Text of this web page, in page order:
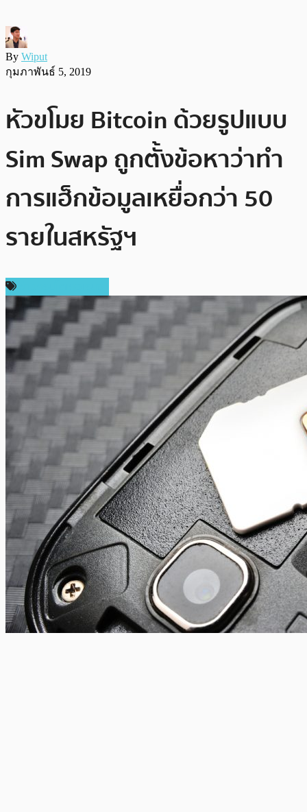
By Wiput
กุมภาพันธ์ 5, 2019
หัวขโมย Bitcoin ด้วยรูปแบบ
Sim Swap ถูกตั้งข้อหาว่าทำ
การแฮ็กข้อมูลเหยื่อกว่า 50
รายในสหรัฐฯ